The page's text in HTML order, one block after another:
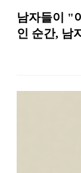
남자들이 "
인 순간, 남